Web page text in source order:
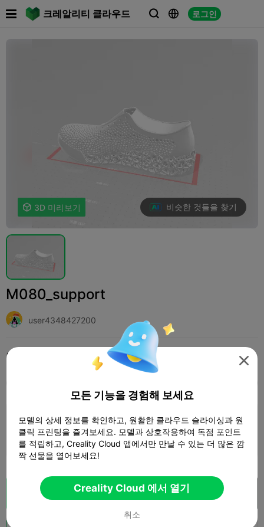
크레알리티 클라우드   로그인
 3D 미리보기 비슷한 것들을 찾기
M080_support
user4348427200
인쇄 설정 (1) 추가하다 Fashion Apparel, Shoes & Hats 
0.2mm layer, 2 walls, 10 infill
 08h 24m  1 플레이트  117.39g
클라우드 슬라이스 Creality Cloud 에서 열기

모든 기능을 경험해 보세요
모델의 상세 정보를 확인하고, 원활한 클라우드 슬라이싱과 원
클릭 프린팅을 즐겨보세요. 모델과 상호작용하여 독점 포인트
를 적립하고, Creality Cloud 앱에서만 만날 수 있는 더 많은 깜
짝 선물을 열어보세요!
Creality Cloud 에서 열기
취소